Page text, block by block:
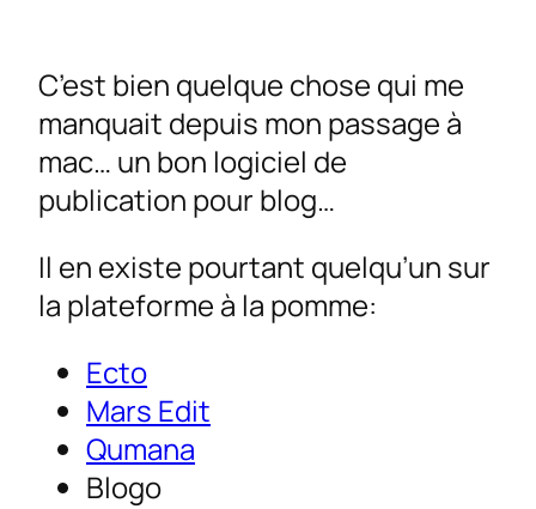
C’est bien quelque chose qui me
manquait depuis mon passage à
mac… un bon logiciel de
publication pour blog…
Il en existe pourtant quelqu’un sur
la plateforme à la pomme:
Ecto
Mars Edit
Qumana
Blogo